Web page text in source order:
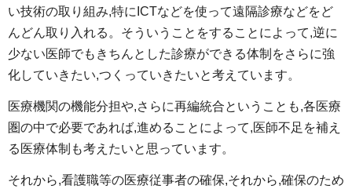
い技術の取り組み,特にICTなどを使って遠隔診療などをど
んどん取り入れる。そういうことをすることによって,逆に
少ない医師でもきちんとした診療ができる体制をさらに強
化していきたい,つくっていきたいと考えています。
医療機関の機能分担や,さらに再編統合ということも,各医療
圏の中で必要であれば,進めることによって,医師不足を補え
る医療体制も考えたいと思っています。
それから,看護職等の医療従事者の確保,それから,確保のため